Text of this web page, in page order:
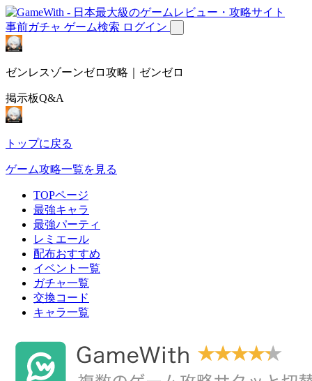
事前ガチャ ゲーム検索 ログイン
ゼンレスゾーンゼロ攻略｜ゼンゼロ
掲示板Q&A
トップに戻る
ゲーム攻略一覧を見る
TOPページ
最強キャラ
最強パーティ
レミエール
配布おすすめ
イベント一覧
ガチャ一覧
交換コード
キャラ一覧